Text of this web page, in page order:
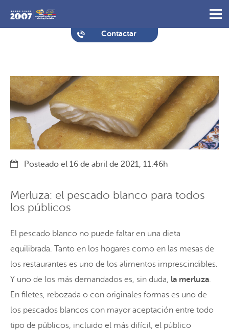
Contactar
Posteado el 16 de abril de 2021, 11:46h
Merluza: el pescado blanco para todos
los públicos
El pescado blanco no puede faltar en una dieta
equilibrada. Tanto en los hogares como en las mesas de
los restaurantes es uno de los alimentos imprescindibles.
Y uno de los más demandados es, sin duda, la merluza.
En filetes, rebozada o con originales formas es uno de
los pescados blancos con mayor aceptación entre todo
tipo de públicos, incluido el más difícil, el público